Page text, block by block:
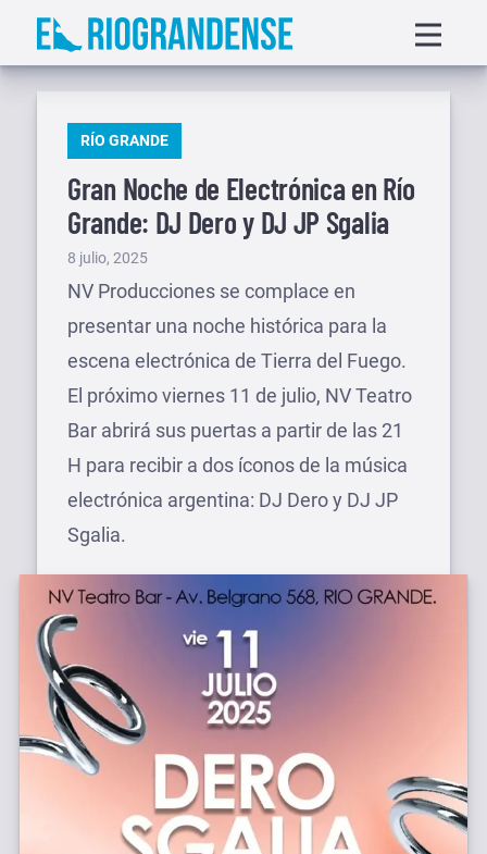
Saltar
menu
PUBLICADO
RÍO GRANDE
Gran Noche de Electrónica en Río
Grande: DJ Dero y DJ JP Sgalia
Publicado
el
8 julio, 2025
NV Producciones se complace en
presentar una noche histórica para la
escena electrónica de Tierra del Fuego.
El próximo viernes 11 de julio, NV Teatro
Bar abrirá sus puertas a partir de las 21
H para recibir a dos íconos de la música
electrónica argentina: DJ Dero y DJ JP
Sgalia.